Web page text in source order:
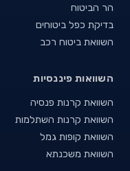
הר הביטוח
בדיקת כפל ביטוחים
השוואת ביטוח רכב
השוואות פיננסיות
השוואת קרנות פנסיה
השוואת קרנות השתלמות
השוואת קופות גמל
השוואת משכנתא